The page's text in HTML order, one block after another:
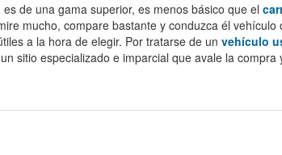
es de una gama superior, es menos básico que el
mucho, compare bastante y conduzca él
a la hora de elegir. Por tratarse de un vehículo
sitio especializado e imparcial que avale la